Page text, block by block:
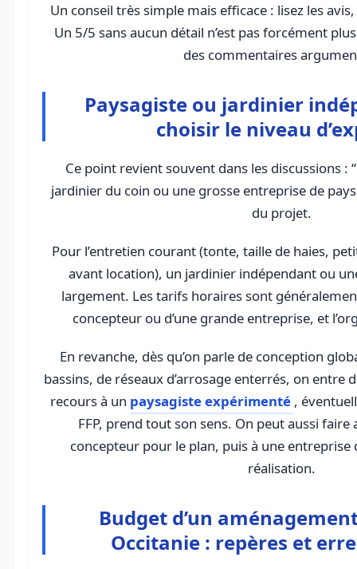
Un conseil très simple mais efficace : lisez les
Un 5/5 sans aucun détail n’est pas forcément
des commentaires
Paysagiste ou jardinier
choisir le niveau
Ce point revient souvent dans les discussions :
jardinier du coin ou une grosse entreprise de
du projet.
Pour l’entretien courant (tonte, taille de haies,
avant location), un jardinier indépendant ou
largement. Les tarifs horaires sont
concepteur ou d’une grande entreprise, et
En revanche, dès qu’on parle de conception
bassins, de réseaux d’arrosage enterrés, on entre
recours à un paysagiste expérimenté ,
FFP, prend tout son sens. On peut aussi faire
concepteur pour le plan, puis à une entreprise
réalisation.
Budget d’un
Occitanie : repères et